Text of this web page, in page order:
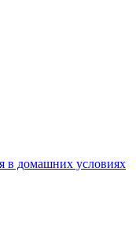
в домашних условиях